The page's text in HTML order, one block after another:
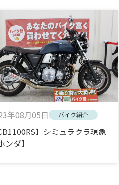
年08月05日 バイク紹介
】シミュラクラ現象
ンダ】